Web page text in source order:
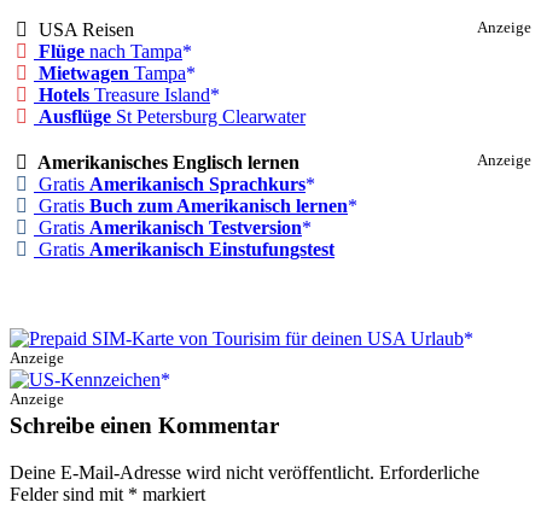
Anzeige
USA Reisen
Flüge nach Tampa
Mietwagen Tampa
Hotels Treasure Island
Ausflüge St Petersburg Clearwater
Anzeige
Amerikanisches Englisch lernen
Gratis Amerikanisch Sprachkurs
Gratis Buch zum Amerikanisch lernen
Gratis Amerikanisch Testversion
Gratis Amerikanisch Einstufungstest
Anzeige
Anzeige
Schreibe einen Kommentar
Deine E-Mail-Adresse wird nicht veröffentlicht. Erforderliche
Felder sind mit * markiert